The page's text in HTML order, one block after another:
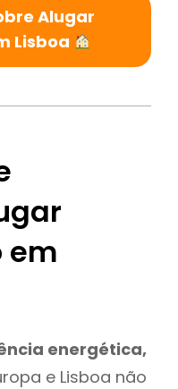
Alugar
Lisboa
em
energética,
e Lisboa não